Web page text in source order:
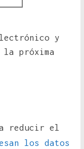
y
la próxima
reducir el
los datos